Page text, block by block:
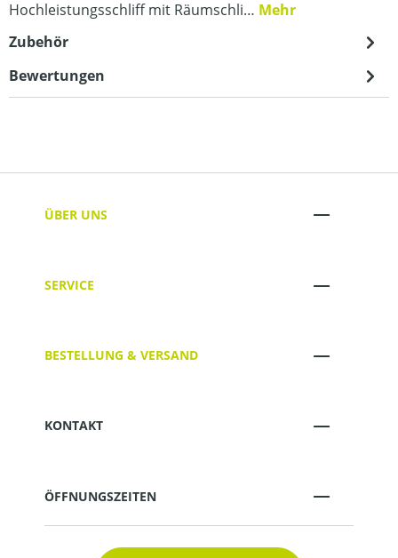
Hochleistungsschliff mit Räumschli… Mehr
Zubehör
Bewertungen
ÜBER UNS
SERVICE
BESTELLUNG & VERSAND
KONTAKT
ÖFFNUNGSZEITEN